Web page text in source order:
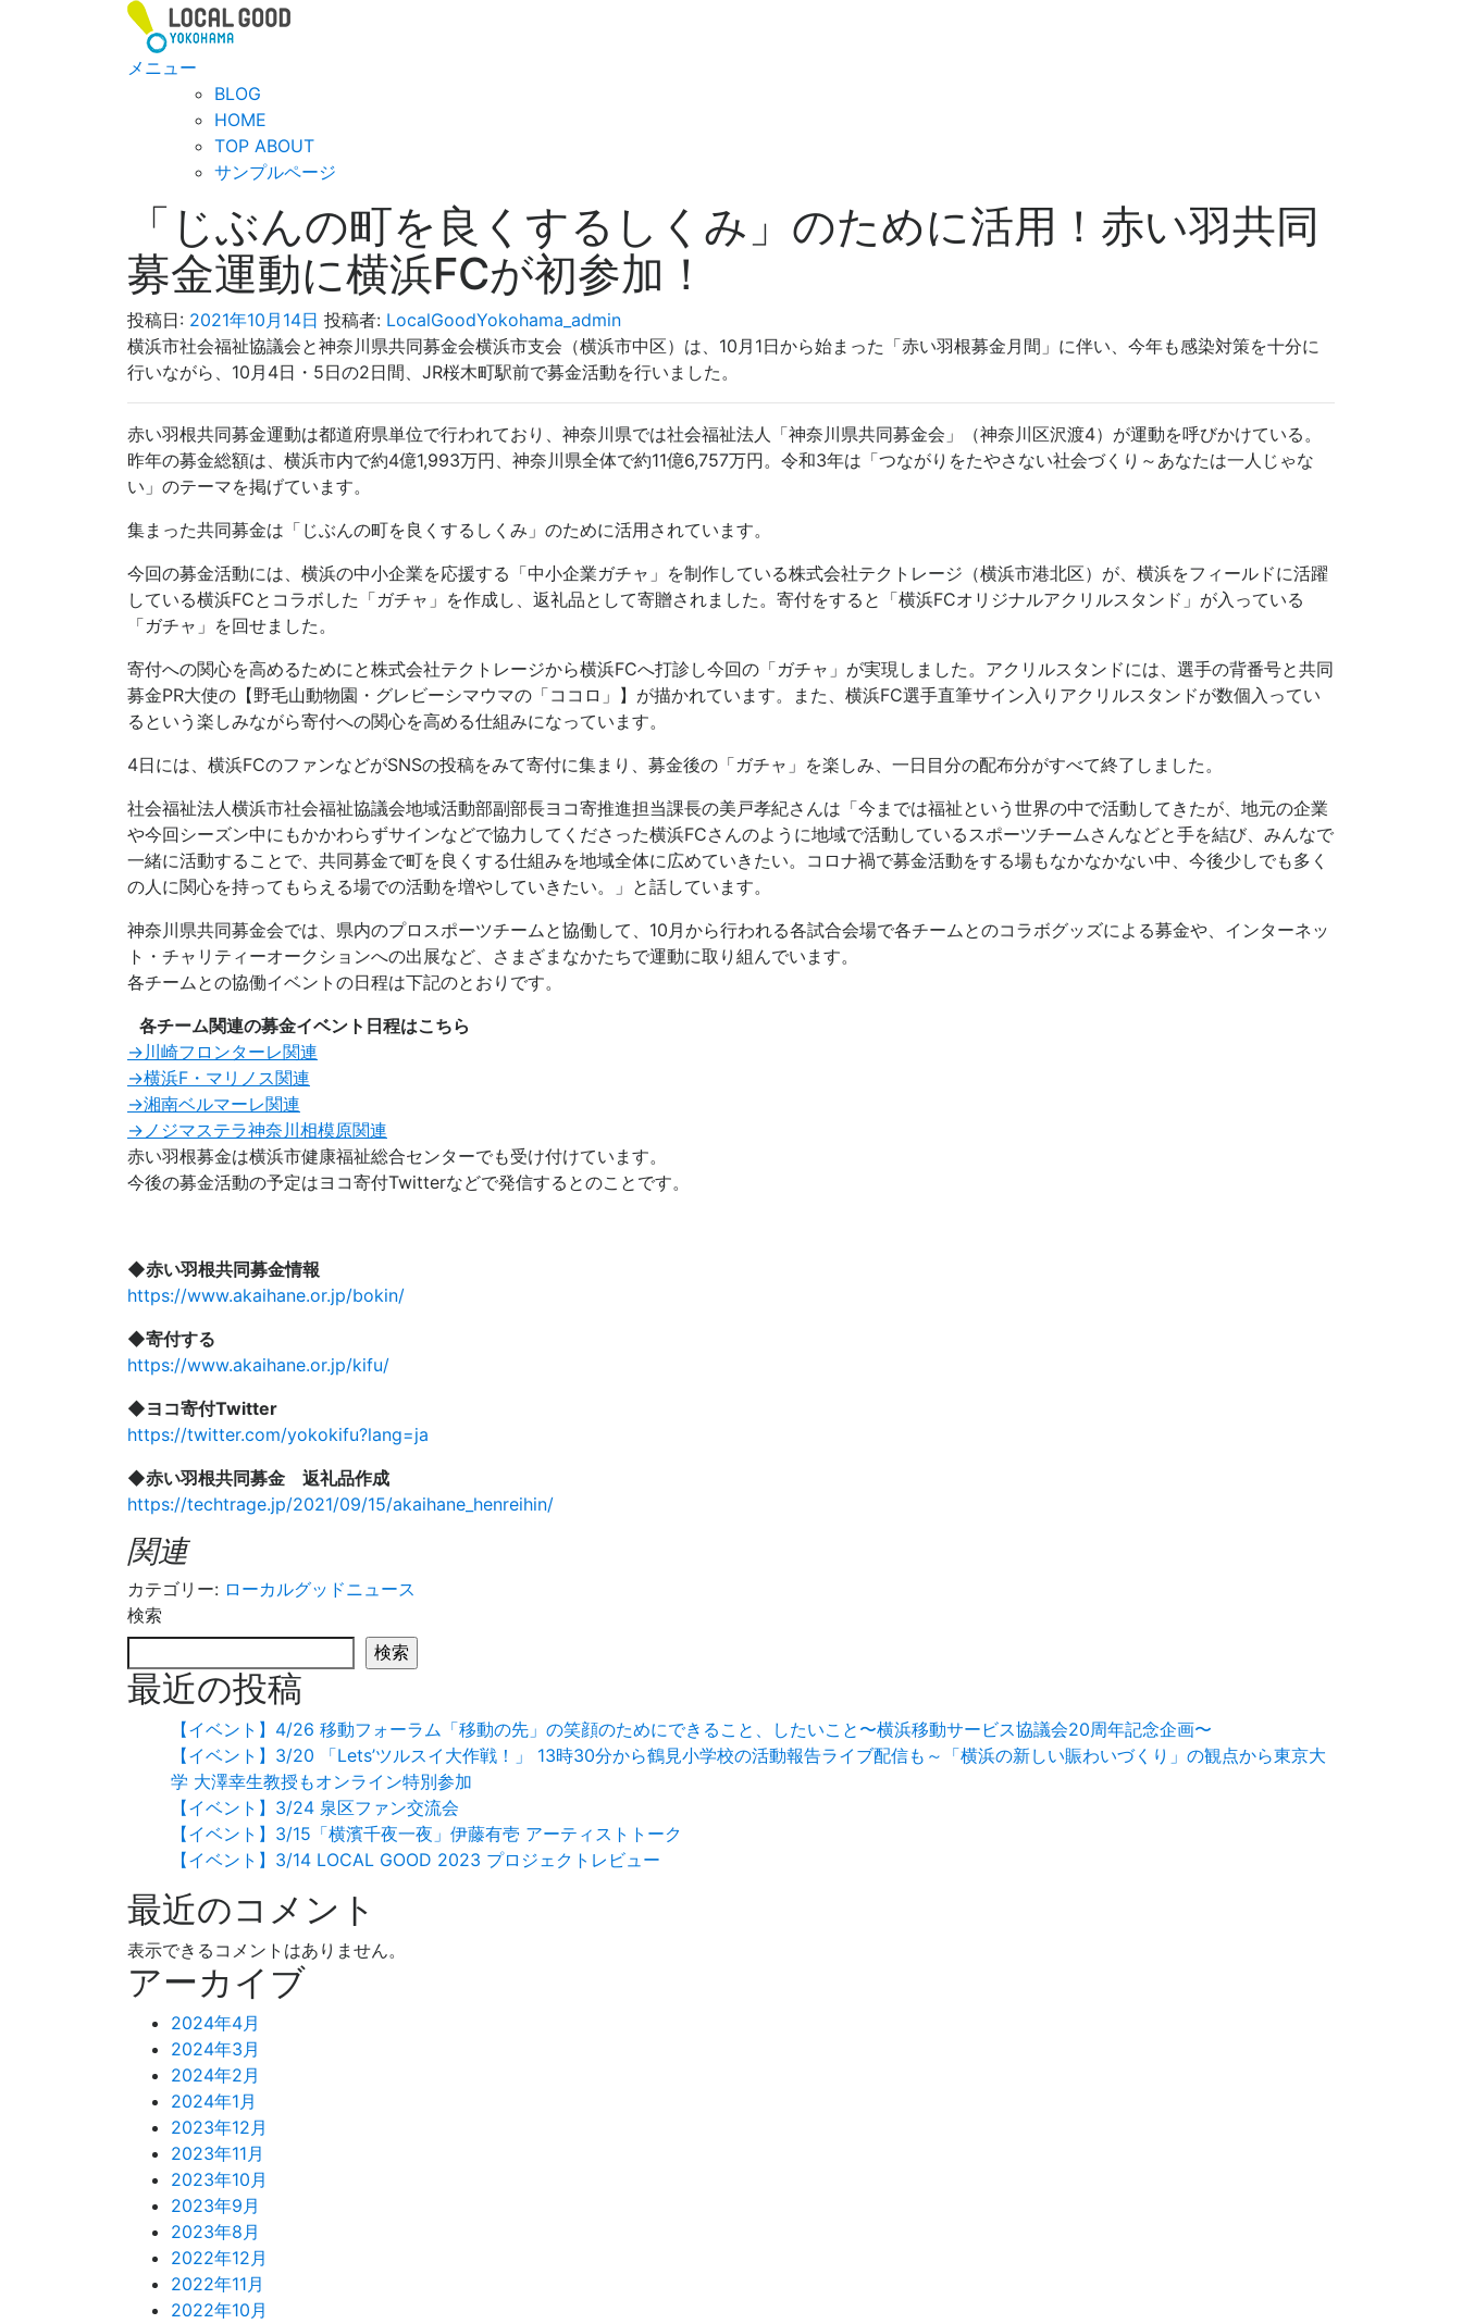
メニュー
BLOG
HOME
TOP ABOUT
サンプルページ
「じぶんの町を良くするしくみ」のために活用！赤い羽共同
募金運動に横浜FCが初参加！
投稿日: 2021年10月14日 投稿者: LocalGoodYokohama_admin
横浜市社会福祉協議会と神奈川県共同募金会横浜市支会（横浜市中区）は、10月1日から始まった「赤い羽根募金月間」に伴い、今年も感染対策を十分に
行いながら、10月4日・5日の2日間、JR桜木町駅前で募金活動を行いました。
赤い羽根共同募金運動は都道府県単位で行われており、神奈川県では社会福祉法人「神奈川県共同募金会」（神奈川区沢渡4）が運動を呼びかけている。
昨年の募金総額は、横浜市内で約4億1,993万円、神奈川県全体で約11億6,757万円。令和3年は「つながりをたやさない社会づくり～あなたは一人じゃな
い」のテーマを掲げています。
集まった共同募金は「じぶんの町を良くするしくみ」のために活用されています。
今回の募金活動には、横浜の中小企業を応援する「中小企業ガチャ」を制作している株式会社テクトレージ（横浜市港北区）が、横浜をフィールドに活躍
している横浜FCとコラボした「ガチャ」を作成し、返礼品として寄贈されました。寄付をすると「横浜FCオリジナルアクリルスタンド」が入っている
「ガチャ」を回せました。
寄付への関心を高めるためにと株式会社テクトレージから横浜FCへ打診し今回の「ガチャ」が実現しました。アクリルスタンドには、選手の背番号と共同
募金PR大使の【野毛山動物園・グレビーシマウマの「ココロ」】が描かれています。また、横浜FC選手直筆サイン入りアクリルスタンドが数個入ってい
るという楽しみながら寄付への関心を高める仕組みになっています。
4日には、横浜FCのファンなどがSNSの投稿をみて寄付に集まり、募金後の「ガチャ」を楽しみ、一日目分の配布分がすべて終了しました。
社会福祉法人横浜市社会福祉協議会地域活動部副部長ヨコ寄推進担当課長の美戸孝紀さんは「今までは福祉という世界の中で活動してきたが、地元の企業
や今回シーズン中にもかかわらずサインなどで協力してくださった横浜FCさんのように地域で活動しているスポーツチームさんなどと手を結び、みんなで
一緒に活動することで、共同募金で町を良くする仕組みを地域全体に広めていきたい。コロナ禍で募金活動をする場もなかなかない中、今後少しでも多く
の人に関心を持ってもらえる場での活動を増やしていきたい。」と話しています。
神奈川県共同募金会では、県内のプロスポーツチームと協働して、10月から行われる各試合会場で各チームとのコラボグッズによる募金や、インターネッ
ト・チャリティーオークションへの出展など、さまざまなかたちで運動に取り組んでいます。
各チームとの協働イベントの日程は下記のとおりです。
各チーム関連の募金イベント日程はこちら
→川崎フロンターレ関連
→横浜F・マリノス関連
→湘南ベルマーレ関連
→ノジマステラ神奈川相模原関連
赤い羽根募金は横浜市健康福祉総合センターでも受け付けています。
今後の募金活動の予定はヨコ寄付Twitterなどで発信するとのことです。
◆赤い羽根共同募金情報
https://www.akaihane.or.jp/bokin/
◆寄付する
https://www.akaihane.or.jp/kifu/
◆ヨコ寄付Twitter
https://twitter.com/yokokifu?lang=ja
◆赤い羽根共同募金 返礼品作成
https://techtrage.jp/2021/09/15/akaihane_henreihin/
関連
カテゴリー: ローカルグッドニュース
検索
検索
最近の投稿
【イベント】4/26 移動フォーラム「移動の先」の笑顔のためにできること、したいこと〜横浜移動サービス協議会20周年記念企画〜
【イベント】3/20 「Lets’ツルスイ大作戦！」 13時30分から鶴見小学校の活動報告ライブ配信も～「横浜の新しい賑わいづくり」の観点から東京大
学 大澤幸生教授もオンライン特別参加
【イベント】3/24 泉区ファン交流会
【イベント】3/15「横濱千夜一夜」伊藤有壱 アーティストトーク
【イベント】3/14 LOCAL GOOD 2023 プロジェクトレビュー
最近のコメント
表示できるコメントはありません。
アーカイブ
2024年4月
2024年3月
2024年2月
2024年1月
2023年12月
2023年11月
2023年10月
2023年9月
2023年8月
2022年12月
2022年11月
2022年10月